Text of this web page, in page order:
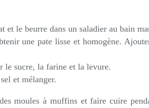
et le beurre dans un saladier au bain
une pate lisse et homogène.
le sucre, la farine et la levure.
et mélanger.
moules à muffins et faire cuire